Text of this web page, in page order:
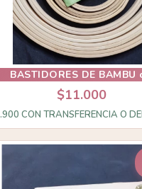
BASTIDORES DE BAMBU
$11.000
CON TRANSFERENCIA O